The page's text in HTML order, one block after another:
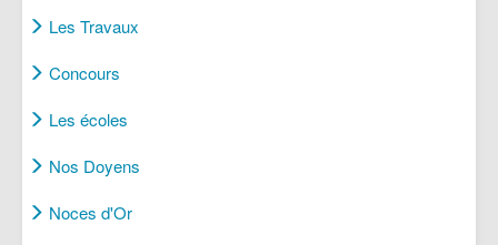
Les Travaux
Concours
Les écoles
Nos Doyens
Noces d'Or